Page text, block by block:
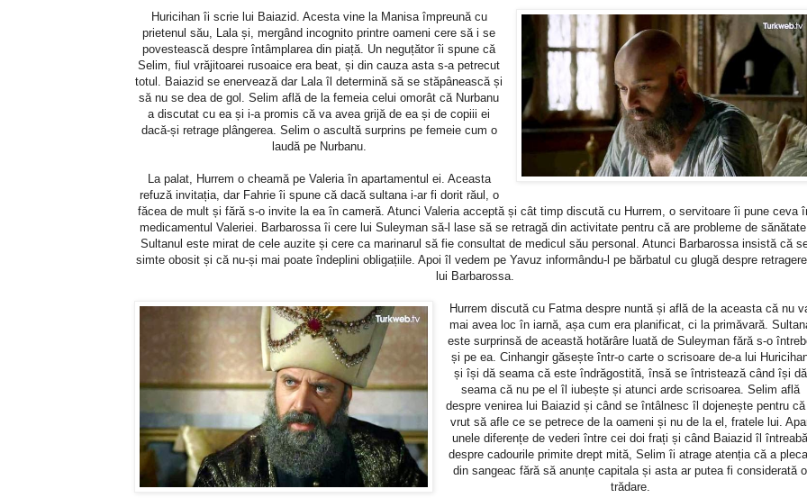
Huricihan îi scrie lui Baiazid. Acesta vine la Manisa împreună cu
prietenul său, Lala și, mergând incognito printre oameni cere să i se
povestească despre întâmplarea din piață. Un neguțător îi spune că
Selim, fiul vrăjitoarei rusoaice era beat, și din cauza asta s-a petrecut
totul. Baiazid se enervează dar Lala îl determină să se stăpânească și
să nu se dea de gol. Selim află de la femeia celui omorât că Nurbanu
a discutat cu ea și i-a promis că va avea grijă de ea și de copiii ei
dacă-și retrage plângerea. Selim o ascultă surprins pe femeie cum o
laudă pe Nurbanu.
La palat, Hurrem o cheamă pe Valeria în apartamentul ei. Aceasta
refuză invitația, dar Fahrie îi spune că dacă sultana i-ar fi dorit răul, o
făcea de mult și fără s-o invite la ea în cameră. Atunci Valeria acceptă și cât timp discută cu Hurrem, o servitoare îi pune ceva
medicamentul Valeriei. Barbarossa îi cere lui Suleyman să-l lase să se retragă din activitate pentru că are probleme de
Sultanul este mirat de cele auzite și cere ca marinarul să fie consultat de medicul său personal. Atunci Barbarossa insistă că
simte obosit și că nu-și mai poate îndeplini obligațiile. Apoi îl vedem pe Yavuz informându-l pe bărbatul cu glugă despre
lui Barbarossa.
Hurrem discută cu Fatma despre nuntă și află de la aceasta că nu
mai avea loc în iarnă, așa cum era planificat, ci la primăvară.
este surprinsă de această hotărâre luată de Suleyman fără s-o
și pe ea. Cinhangir găsește într-o carte o scrisoare de-a lui
și își dă seama că este îndrăgostită, însă se întristează când își dă
seama că nu pe el îl iubește și atunci arde scrisoarea. Selim află
despre venirea lui Baiazid și când se întâlnesc îl dojenește pentru că
vrut să afle ce se petrece de la oameni și nu de la el, fratele lui.
unele diferențe de vederi între cei doi frați și când Baiazid îl
despre cadourile primite drept mită, Selim îi atrage atenția că a
din sangeac fără să anunțe capitala și asta ar putea fi considerată o
trădare.